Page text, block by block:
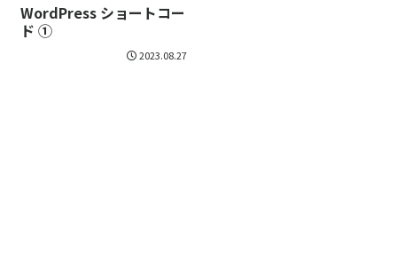
WordPress ショートコー
ド ①
2023.08.27